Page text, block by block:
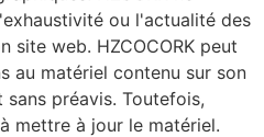
ou l'actualité des
site web. HZCOCORK peut
au matériel contenu sur son
préavis. Toutefois,
mettre à jour le matériel.